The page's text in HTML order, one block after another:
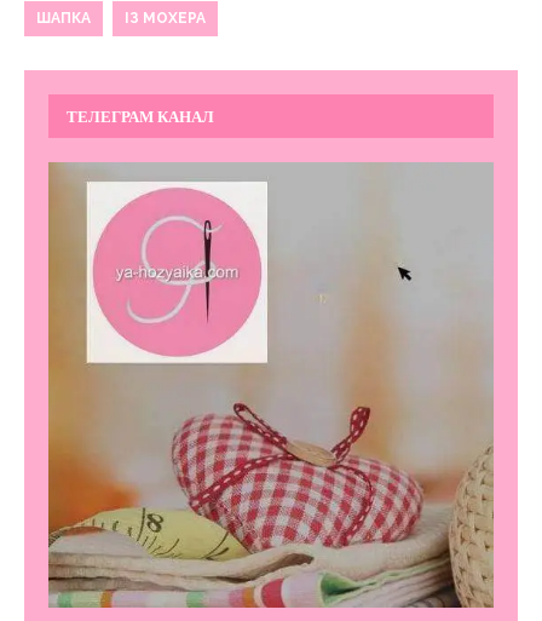
ШАПКА ІЗ МОХЕРА
ТЕЛЕГРАМ КАНАЛ